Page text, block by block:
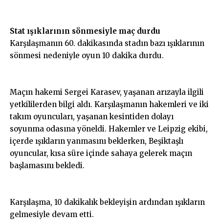
Stat ışıklarının sönmesiyle maç durdu
Karşılaşmanın 60. dakikasında stadın bazı ışıklarının
sönmesi nedeniyle oyun 10 dakika durdu.
Maçın hakemi Sergei Karasev, yaşanan arızayla ilgili
yetkililerden bilgi aldı. Karşılaşmanın hakemleri ve iki
takım oyuncuları, yaşanan kesintiden dolayı
soyunma odasına yöneldi. Hakemler ve Leipzig ekibi,
içerde ışıkların yanmasını beklerken, Beşiktaşlı
oyuncular, kısa süre içinde sahaya gelerek maçın
başlamasını bekledi.
Karşılaşma, 10 dakikalık bekleyişin ardından ışıkların
gelmesiyle devam etti.